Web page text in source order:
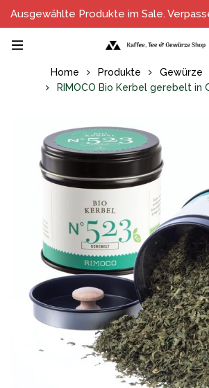
Ausgewählte Produkte im Sale.
Home Produkte Gewürze
RIMOCO Bio Kerbel gerebelt in